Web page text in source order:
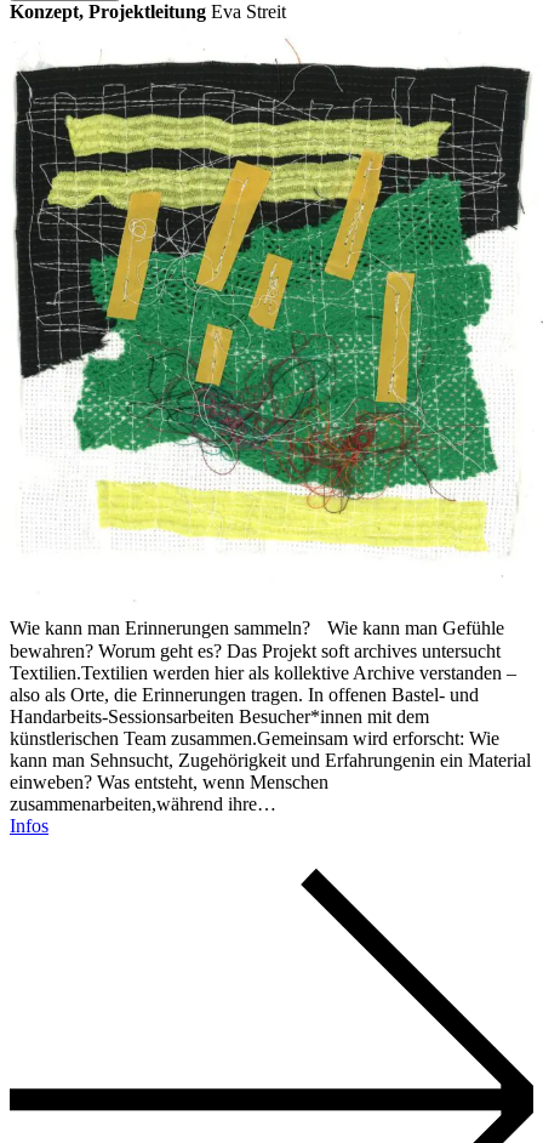
Konzept, Projektleitung Eva Streit
Wie kann man Erinnerungen sammeln? Wie kann man Gefühle
bewahren? Worum geht es? Das Projekt soft archives untersucht
Textilien.Textilien werden hier als kollektive Archive verstanden –
also als Orte, die Erinnerungen tragen. In offenen Bastel- und
Handarbeits-Sessionsarbeiten Besucher*innen mit dem
künstlerischen Team zusammen.Gemeinsam wird erforscht: Wie
kann man Sehnsucht, Zugehörigkeit und Erfahrungenin ein Material
einweben? Was entsteht, wenn Menschen
zusammenarbeiten,während ihre…
Infos